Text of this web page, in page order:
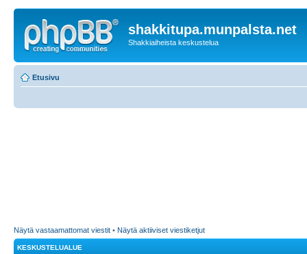
shakkitupa.munpalsta.net
Shakkiaiheista keskustelua
Etusivu
Näytä vastaamattomat viestit • Näytä aktiiviset viestiketjut
KESKUSTELUALUE